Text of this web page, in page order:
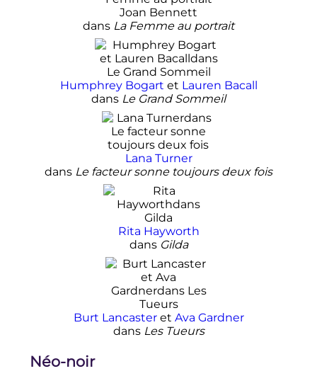
Joan Bennett
dans La Femme au portrait
Humphrey Bogart et Lauren Bacall
dans Le Grand Sommeil
Lana Turner
dans Le facteur sonne toujours deux fois
Rita Hayworth
dans Gilda
Burt Lancasteret Ava Gardner
dans Les Tueurs
Néo-noir